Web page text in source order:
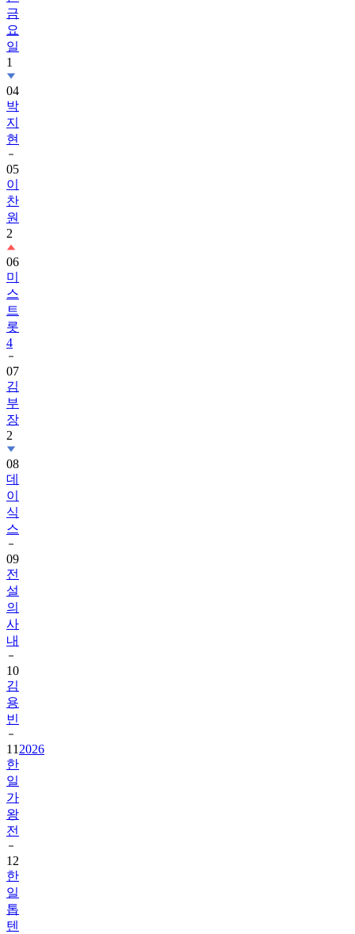
금
요
일
1
04
박
지
현
05
이
찬
원
2
06
미
스
트
롯
4
07
김
부
장
2
08
데
이
식
스
09
전
설
의
사
내
10
김
용
빈
11 2026
한
일
가
왕
전
12
한
일
톱
텐